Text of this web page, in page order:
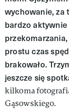
wychowanie, za
bardzo aktywnie
prostu czas
brakowało.
jeszcze się
kilkoma
Gąsowskiego.